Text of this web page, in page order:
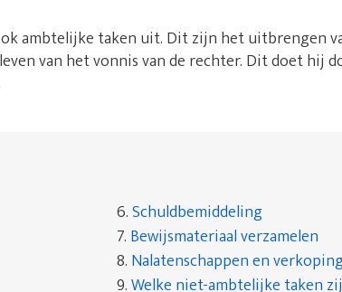
ambtelijke taken uit. Dit zijn het uitbrengen
van het vonnis van de rechter. Dit doet hij
6.Schuldbemiddeling
7. Bewijsmateriaal verzamelen
8. Nalatenschappen en
9.Welke niet-ambtelijke taken